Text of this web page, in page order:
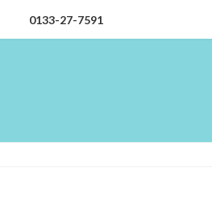
0133-27-7591